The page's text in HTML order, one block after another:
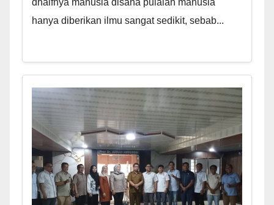
dhaifnya manusia disana pulalah manusia
hanya diberikan ilmu sangat sedikit, sebab...